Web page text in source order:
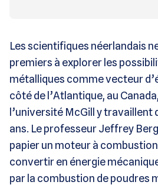
Les scientifiques néerlandais
premiers à explorer les
métalliques comme vecteur
côté de l’Atlantique, au
l’université McGill y travaillent
ans. Le professeur Jeffrey
papier un moteur à
convertir en énergie
par la combustion de poudres